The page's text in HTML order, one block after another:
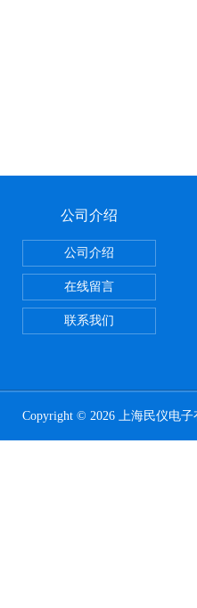
公司介绍
公司介绍
在线留言
联系我们
Copyright © 2026 上海民仪电